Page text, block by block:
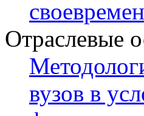
Отраслевые
вузов в